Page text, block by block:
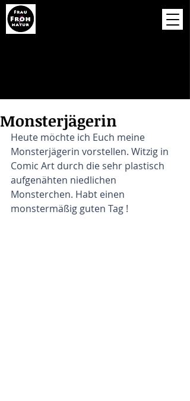
Monsterjägerin
Heute möchte ich Euch meine
Monsterjägerin vorstellen. Witzig in
Comic Art durch die sehr plastisch
aufgenähten niedlichen
Monsterchen. Habt einen
monstermäßig guten Tag !